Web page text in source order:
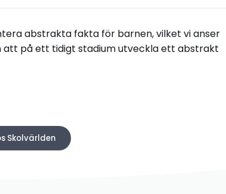
abstrakta fakta för barnen, vilket vi anser
att på ett tidigt stadium utveckla ett abstrakt
Skolvärlden